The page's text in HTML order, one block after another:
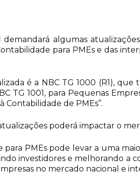
algumas
para PMEs e das
é a NBC TG 1000 (R1),
TG 1001, para Pequenas
de PMEs”.
poderá impactar o
PMEs pode levar a uma
investidores e melhorando
no mercado nacional e